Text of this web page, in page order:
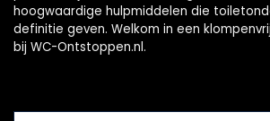
hoogwaardige hulpmiddelen die
definitie geven. Welkom in een
bij WC-Ontstoppen.nl.